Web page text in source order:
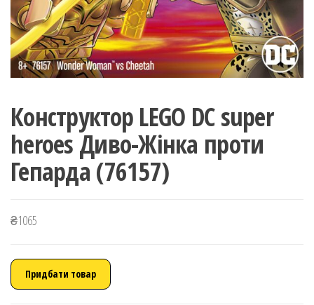
Конструктор LEGO DC super
heroes Диво-Жінка проти
Гепарда (76157)
₴1065
Придбати товар